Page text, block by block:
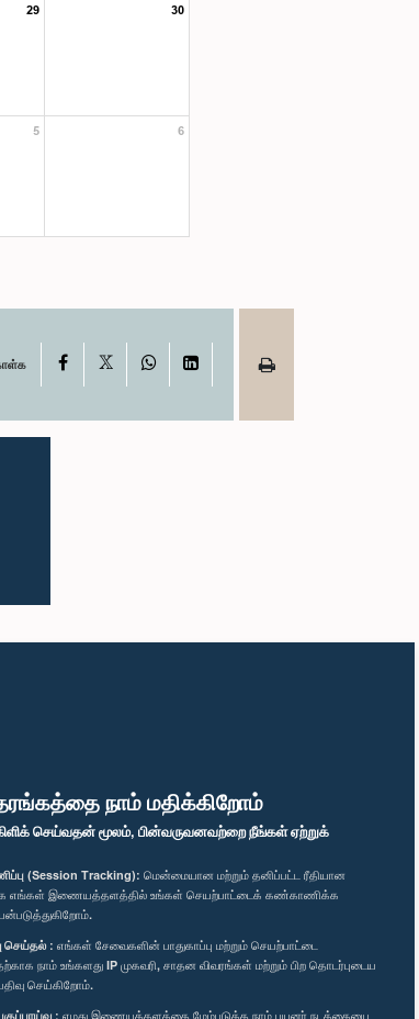
நாம் மதிக்கிறோம்
செய்வதன் மூலம், பின்வருவனவற்றை நீங்கள் ஏற்றுக்
(Session Tracking): மென்மையான மற்றும் தனிப்பட்ட ரீதியான
எங்கள் இணையத்தளத்தில் உங்கள் செயற்பாட்டைக் கண்காணிக்க
செய்தல் : எங்கள் சேவைகளின் பாதுகாப்பு மற்றும் செயற்பாட்டை
நாம் உங்களது IP முகவரி, சாதன விவரங்கள் மற்றும் பிற தொடர்புடைய
செய்கிறோம்.
: எமது இணையத்தளத்தை மேம்படுத்த நாம் பயனர் நடத்தையை
29 30
5 6
Facebook WhatsAppLinkedIn